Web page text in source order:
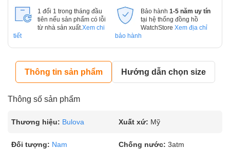
1 đổi 1 trong tháng đầu
tiên nếu sản phẩm có lỗi
từ nhà sản xuất. Xem chi
tiết
Bảo hành 1-5 năm uy tín
tại hệ thống đồng hồ
WatchStore Xem địa chỉ
bảo hành
Thông tin sản phẩm Hướng dẫn chọn size
Thông số sản phẩm
Thương hiệu: Bulova Xuất xứ: Mỹ
Đối tượng: Nam Chống nước: 3atm